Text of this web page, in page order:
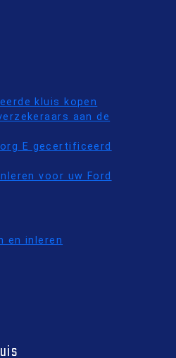
kluis kopen
aan de
E gecertificeerd
voor uw Ford
en inleren